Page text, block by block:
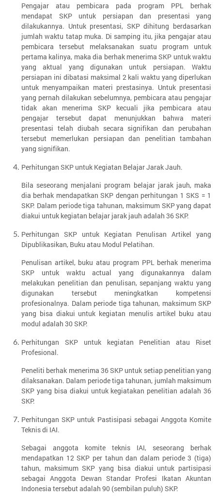
Pengajar atau pembicara pada program PPL berhak
mendapat SKP untuk persiapan dan presentasi yang
dilakukannya. Untuk presentasi, SKP dihitung berdasarkan
jumlah waktu tatap muka. Di samping itu, jika pengajar atau
pembicara tersebut melaksanakan suatu program untuk
pertama kalinya, maka dia berhak menerima SKP untuk waktu
yang aktual yang digunakan untuk persiapan. Waktu
persiapan ini dibatasi maksimal 2 kali waktu yang diperlukan
untuk menyampaikan materi prestasinya. Untuk presentasi
yang pernah dilakukan sebelumnya, pembicara atau pengajar
tidak akan menerima SKP kecuali jika pembicara atau
pengajar tersebut dapat menunjukkan bahwa materi
presentasi telah diubah secara signifikan dan perubahan
tersebut memerlukan persiapan dan penelitian tambahan
yang signifikan.
Perhitungan SKP untuk Kegiatan Belajar Jarak Jauh.
Bila seseorang menjalani program belajar jarak jauh, maka
dia berhak mendapatkan SKP dengan perhitungan 1 SKS = 1
SKP. Dalam periode tiga tahunan, maksimum SKP yang dapat
diakui untuk kegiatan belajar jarak jauh adalah 36 SKP.
Perhitungan SKP untuk Kegiatan Penulisan Artikel yang
Dipublikasikan, Buku atau Modul Pelatihan.
Penulisan artikel, buku atau program PPL berhak menerima
SKP untuk waktu actual yang digunakannya dalam
melakukan penelitian dan penulisan, sepanjang waktu yang
digunakan tersebut meningkatkan kompetensi
profesionalnya. Dalam periode tiga tahunan, maksimum SKP
yang bisa diakui untuk kegiatan menulis artikel buku atau
modul adalah 30 SKP.
Perhitungan SKP untuk kegiatan Penelitian atau Riset
Profesional.
Peneliti berhak menerima 36 SKP untuk setiap penelitian yang
dilaksanakan. Dalam periode tiga tahunan, jumlah maksimum
SKP yang bisa diakui untuk kegiatakan penelitian adalah 36
SKP.
Perhitungan SKP untuk Pastisipasi sebagai Anggota Komite
Teknis di IAI.
Sebagai anggota komite teknis IAI, seseorang berhak
mendapatkan 12 SKP per tahun dan dalam periode 3 (tiga)
tahun, maksimum SKP yang bisa diakui untuk partisipasi
sebagai Anggota Dewan Standar Profesi Ikatan Akuntan
Indonesia tersebut adalah 90 (sembilan puluh) SKP.